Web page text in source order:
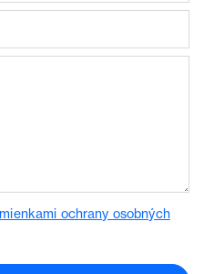
ochrany osobných